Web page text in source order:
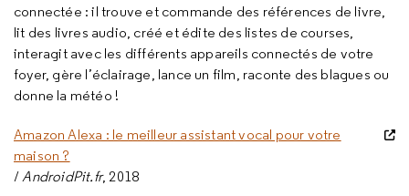
connectée : il trouve et commande des références de livre,
lit des livres audio, créé et édite des listes de courses,
interagit avec les différents appareils connectés de votre
foyer, gère l’éclairage, lance un film, raconte des blagues ou
donne la météo !
Amazon Alexa : le meilleur assistant vocal pour votre
maison ?
/ AndroidPit.fr, 2018